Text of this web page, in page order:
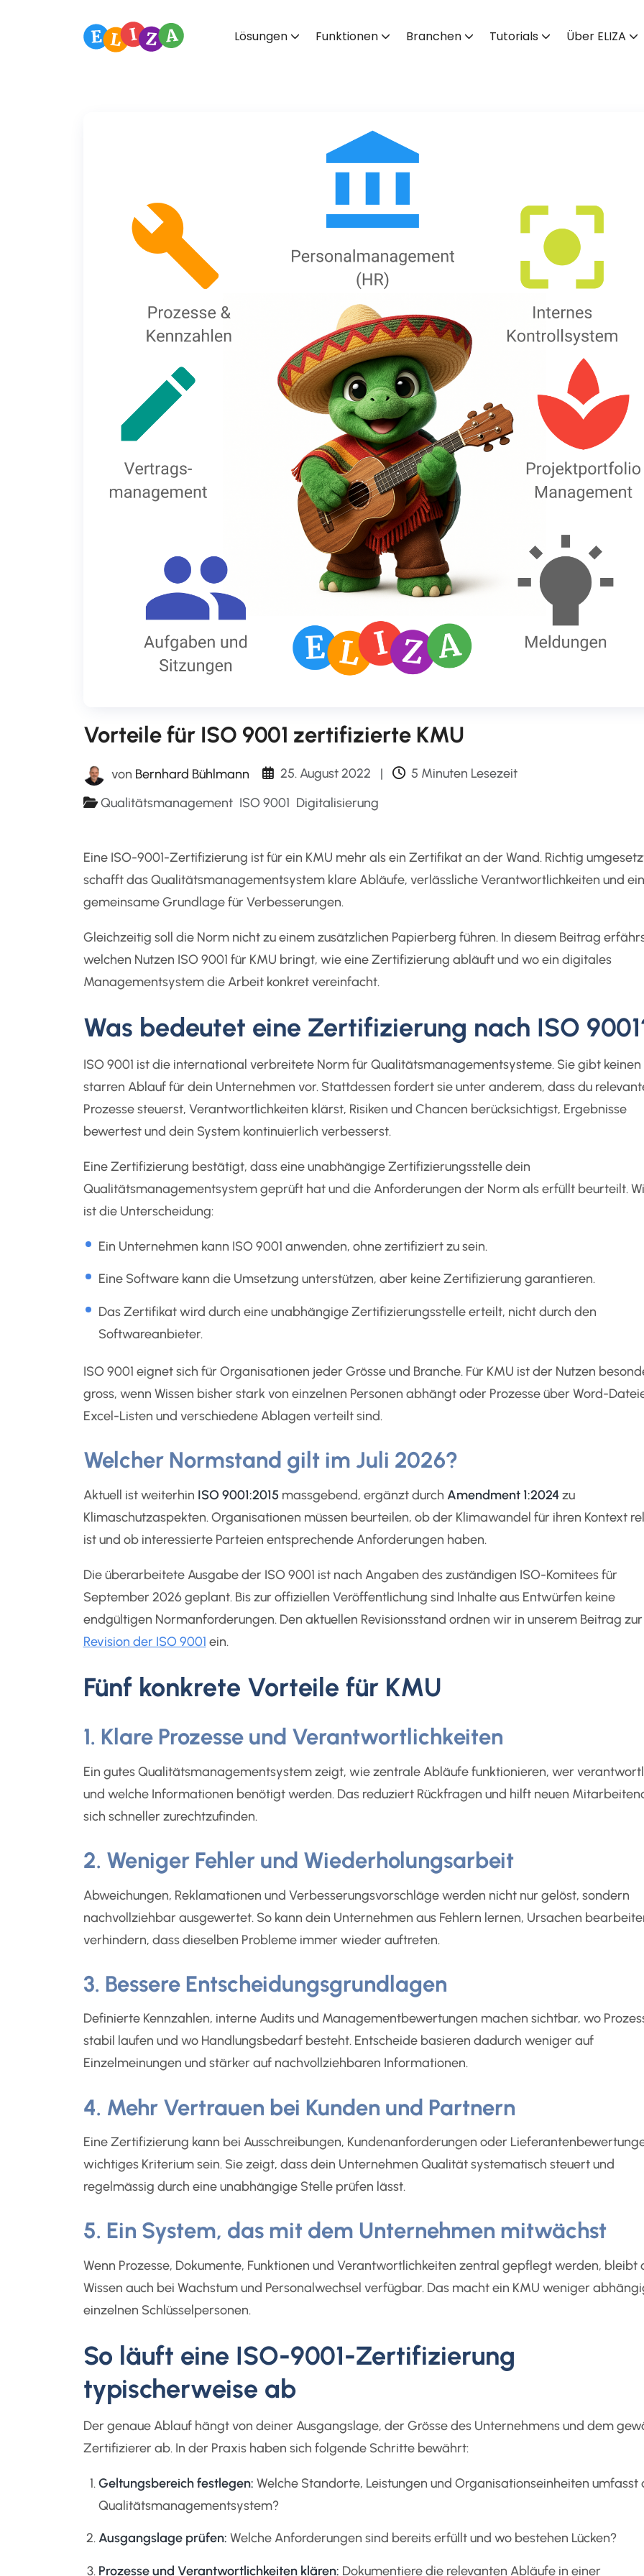
Lösungen Funktionen Branchen Tutorials Über ELIZA
Vorteile für ISO 9001 zertifizierte KMU
von Bernhard Bühlmann 25. August 2022 |
5 Minuten Lesezeit
Qualitätsmanagement ISO 9001 Digitalisierung
Eine ISO-9001-Zertifizierung ist für ein KMU mehr als ein Zertifikat an der Wand. Richtig
schafft das Qualitätsmanagementsystem klare Abläufe, verlässliche Verantwortlichkeiten und
gemeinsame Grundlage für Verbesserungen.
Gleichzeitig soll die Norm nicht zu einem zusätzlichen Papierberg führen. In diesem Beitrag
welchen Nutzen ISO 9001 für KMU bringt, wie eine Zertifizierung abläuft und wo ein digitales
Managementsystem die Arbeit konkret vereinfacht.
Was bedeutet eine Zertifizierung nach ISO
ISO 9001 ist die international verbreitete Norm für Qualitätsmanagementsysteme. Sie gibt keinen
starren Ablauf für dein Unternehmen vor. Stattdessen fordert sie unter anderem, dass du
Prozesse steuerst, Verantwortlichkeiten klärst, Risiken und Chancen berücksichtigst, Ergebnisse
bewertest und dein System kontinuierlich verbesserst.
Eine Zertifizierung bestätigt, dass eine unabhängige Zertifizierungsstelle dein
Qualitätsmanagementsystem geprüft hat und die Anforderungen der Norm als erfüllt beurteilt.
ist die Unterscheidung:
Ein Unternehmen kann ISO 9001 anwenden, ohne zertifiziert zu sein.
Eine Software kann die Umsetzung unterstützen, aber keine Zertifizierung garantieren.
Das Zertifikat wird durch eine unabhängige Zertifizierungsstelle erteilt, nicht durch den
Softwareanbieter.
ISO 9001 eignet sich für Organisationen jeder Grösse und Branche. Für KMU ist der Nutzen
gross, wenn Wissen bisher stark von einzelnen Personen abhängt oder Prozesse über Word-
Excel-Listen und verschiedene Ablagen verteilt sind.
Welcher Normstand gilt im Juli 2026?
Aktuell ist weiterhin ISO 9001:2015 massgebend, ergänzt durch Amendment 1:2024zu
Klimaschutzaspekten. Organisationen müssen beurteilen, ob der Klimawandel für ihren Kontext
ist und ob interessierte Parteien entsprechende Anforderungen haben.
Die überarbeitete Ausgabe der ISO 9001 ist nach Angaben des zuständigen ISO-Komitees für
September 2026 geplant. Bis zur offiziellen Veröffentlichung sind Inhalte aus Entwürfen keine
endgültigen Normanforderungen. Den aktuellen Revisionsstand ordnen wir in unserem Beitrag zur
Revision der ISO 9001 ein.
Fünf konkrete Vorteile für KMU
1. Klare Prozesse und Verantwortlichkeiten
Ein gutes Qualitätsmanagementsystem zeigt, wie zentrale Abläufe funktionieren, wer
und welche Informationen benötigt werden. Das reduziert Rückfragen und hilft neuen
sich schneller zurechtzufinden.
2. Weniger Fehler und Wiederholungsarbeit
Abweichungen, Reklamationen und Verbesserungsvorschläge werden nicht nur gelöst, sondern
nachvollziehbar ausgewertet. So kann dein Unternehmen aus Fehlern lernen, Ursachen
verhindern, dass dieselben Probleme immer wieder auftreten.
3. Bessere Entscheidungsgrundlagen
Definierte Kennzahlen, interne Audits und Managementbewertungen machen sichtbar, wo
stabil laufen und wo Handlungsbedarf besteht. Entscheide basieren dadurch weniger auf
Einzelmeinungen und stärker auf nachvollziehbaren Informationen.
4. Mehr Vertrauen bei Kunden und Partnern
Eine Zertifizierung kann bei Ausschreibungen, Kundenanforderungen oder
wichtiges Kriterium sein. Sie zeigt, dass dein Unternehmen Qualität systematisch steuert und
regelmässig durch eine unabhängige Stelle prüfen lässt.
5. Ein System, das mit dem Unternehmen mitwächst
Wenn Prozesse, Dokumente, Funktionen und Verantwortlichkeiten zentral gepflegt werden, bleibt
Wissen auch bei Wachstum und Personalwechsel verfügbar. Das macht ein KMU weniger
einzelnen Schlüsselpersonen.
So läuft eine ISO-9001-Zertifizierung
typischerweise ab
Der genaue Ablauf hängt von deiner Ausgangslage, der Grösse des Unternehmens und dem
Zertifizierer ab. In der Praxis haben sich folgende Schritte bewährt:
Geltungsbereich festlegen: Welche Standorte, Leistungen und Organisationseinheiten umfasst
Qualitätsmanagementsystem?
Ausgangslage prüfen: Welche Anforderungen sind bereits erfüllt und wo bestehen Lücken?
Prozesse und Verantwortlichkeiten klären: Dokumentiere die relevanten Abläufe in einer